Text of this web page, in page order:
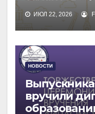
ИЮЛ 22, 2026
НОВОСТИ
вручили